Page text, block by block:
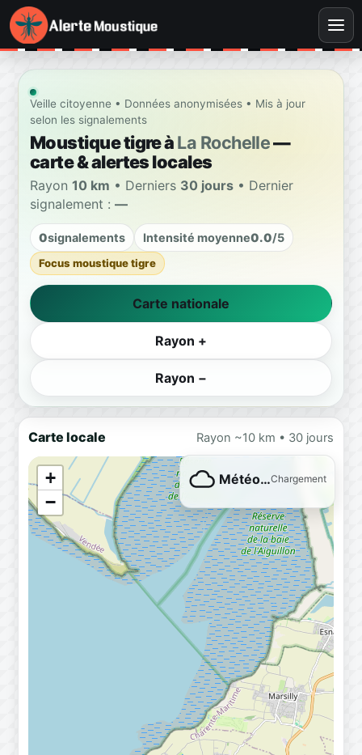
Veille citoyenne • Données anonymisées • Mis à jour
selon les signalements
Moustique tigre àLa Rochelle—
carte & alertes locales
Rayon 10 km • Derniers 30 jours • Dernier
signalement : —
0signalements Intensité moyenne0.0/5
Focus moustique tigre
Carte nationale
Rayon +
Rayon −
Carte locale Rayon ~10 km • 30 jours
+
−
Météo…Chargement